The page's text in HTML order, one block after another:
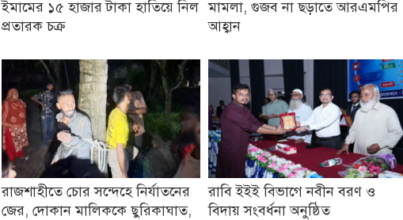
ইমামের ১৫ হাজার টাকা হাতিয়ে নিল
প্রতারক চক্র
মামলা, গুজব না ছড়াতে আরএমপির
আহ্বান
রাজশাহীতে চোর সন্দেহে নির্যাতনের
জের, দোকান মালিককে ছুরিকাঘাত,
রাবি ইইই বিভাগে নবীন বরণ ও
বিদায় সংবর্ধনা অনুষ্ঠিত